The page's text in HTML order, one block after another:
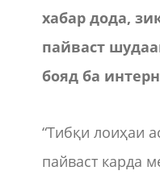
хабар дода,
пайваст
бояд ба
“Тибқи лоиҳаи
пайваст карда